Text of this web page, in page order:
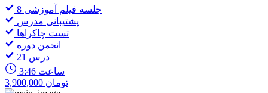
8 جلسه فیلم آموزشی
پشتیبانی مدرس
تست چاکراها
انجمن دوره
21 درس
3:46 ساعت
3,900,000 تومان